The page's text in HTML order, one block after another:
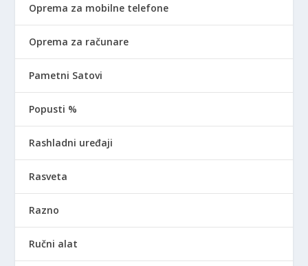
Oprema za mobilne telefone
Oprema za računare
Pametni Satovi
Popusti %
Rashladni uređaji
Rasveta
Razno
Ručni alat